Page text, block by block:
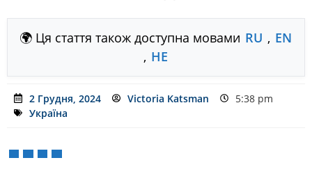
🌍 Ця стаття також доступна мовами RU , EN
, HE
2 Грудня, 2024 Victoria Katsman
5:38 pm
Україна